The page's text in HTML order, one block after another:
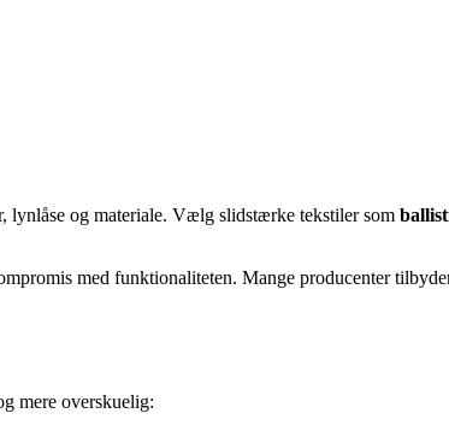
lynlåse og materiale. Vælg slidstærke tekstiler som
med funktionaliteten. Mange producenter
mere overskuelig: